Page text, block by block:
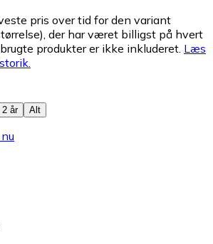
pris over tid for den variant
der har været billigst på hvert
produkter er ikke inkluderet. Læs
2 år Alt